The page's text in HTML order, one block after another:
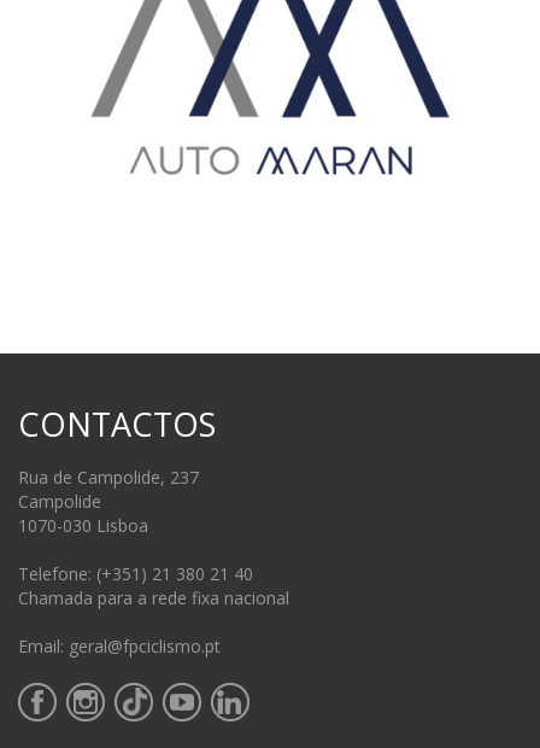
CONTACTOS
Rua de Campolide, 237
Campolide
1070-030 Lisboa
Telefone: (+351) 21 380 21 40
Chamada para a rede fixa nacional
Email: geral@fpciclismo.pt